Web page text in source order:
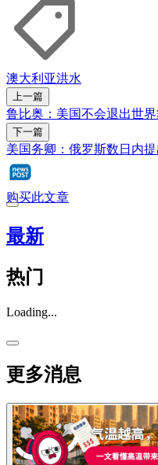
澳大利亚洪水
上一篇
鲁比奥：美国不会退出世界
下一篇
美国务卿：俄罗斯数日内
购买此文章
最新
热门
Loading...
更多消息